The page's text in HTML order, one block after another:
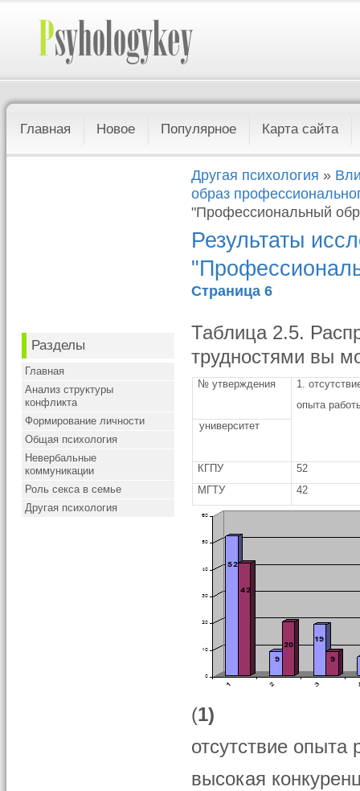
Главная Новое Популярное Карта сайта
Разделы
Главная
Анализ структуры
конфликта
Формирование личности
Общая психология
Невербальные
коммуникации
Роль секса в семье
Другая психология
Другая психология »
образ
"Профессиональный
Результаты
Страница 6
Таблица 2.5.
трудностями вы
№ утверждения
1.
опыта
университет
КГПУ
52
МГТУ
42
(1)
отсутствие опыта
высокая